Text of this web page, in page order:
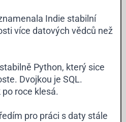
Indie stabilní
více datových vědců než
Python, který sice
Dvojkou je SQL.
po roce klesá.
pro práci s daty stále